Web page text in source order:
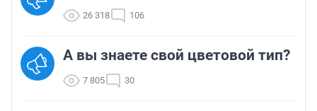
26 318 106
А вы знаете свой цветовой тип?
7 805 30